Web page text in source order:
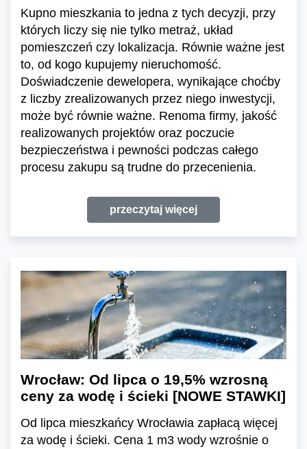
Kupno mieszkania to jedna z tych decyzji, przy
których liczy się nie tylko metraż, układ
pomieszczeń czy lokalizacja. Równie ważne jest
to, od kogo kupujemy nieruchomość.
Doświadczenie dewelopera, wynikające choćby
z liczby zrealizowanych przez niego inwestycji,
może być równie ważne. Renoma firmy, jakość
realizowanych projektów oraz poczucie
bezpieczeństwa i pewności podczas całego
procesu zakupu są trudne do przecenienia.
przeczytaj więcej
Wrocław: Od lipca o 19,5% wzrosną
ceny za wodę i ścieki [NOWE STAWKI]
Od lipca mieszkańcy Wrocławia zapłacą więcej
za wodę i ścieki. Cena 1 m3 wody wzrośnie o